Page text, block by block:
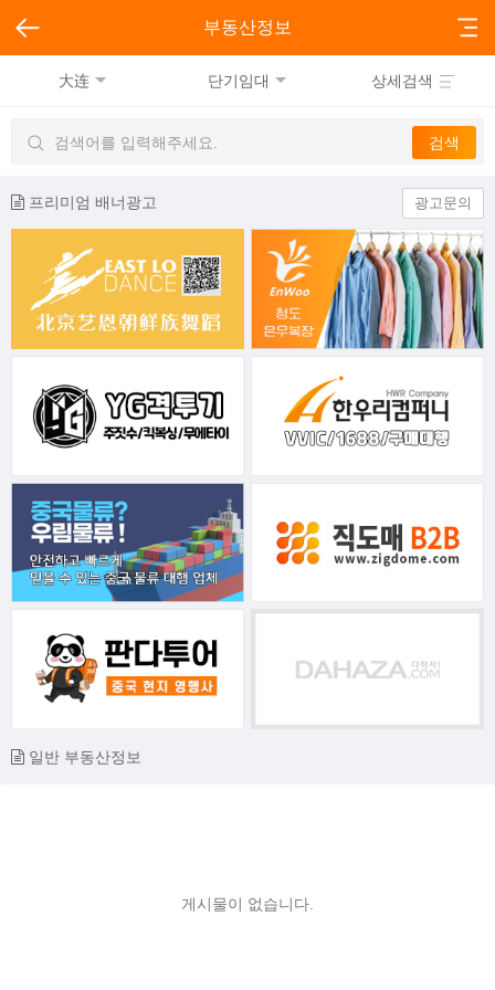
부동산정보
大连 단기임대 상세검색
프리미엄 배너광고 광고문의
일반 부동산정보
게시물이 없습니다.